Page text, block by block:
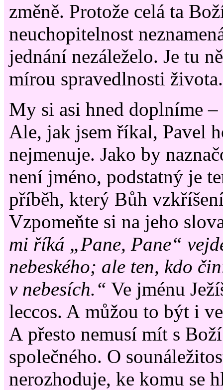
změně. Protože celá ta
neuchopitelnost
jednání nezáleželo. Je tu
mírou spravedlnosti života.
My si asi hned doplníme –
Ale, jak jsem říkal, Pavel
nejmenuje. Jako by
není jméno, podstatný je
příběh, který Bůh
Vzpomeňte si na jeho
mi říká „Pane, Pane“
nebeského; ale ten, kdo
v nebesích.“ Ve jménu
leccos. A můžou to být i
A přesto nemusí mít s
společného. O
nerozhoduje, ke komu se